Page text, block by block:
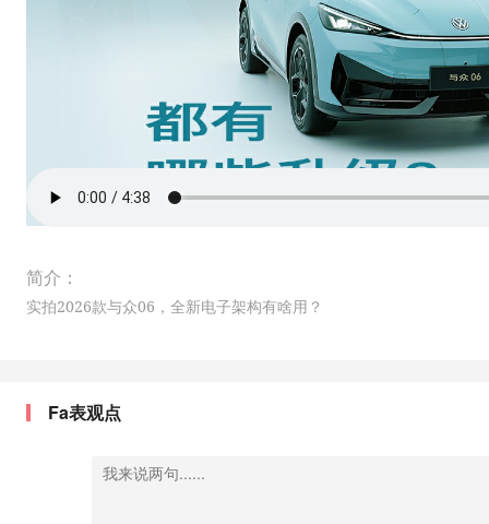
简介：
实拍2026款与众06，全新电子架构有啥用？
Fa表观点